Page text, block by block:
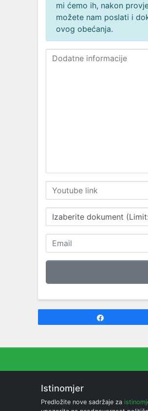
mi ćemo ih, nakon
možete nam poslati i
ovog obećanja.
Izaberite dokument
Istinomjer
Predložite nove sadržaje za